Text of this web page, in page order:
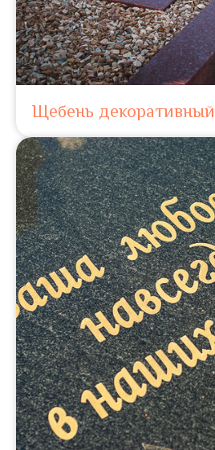
Щебень декоративный